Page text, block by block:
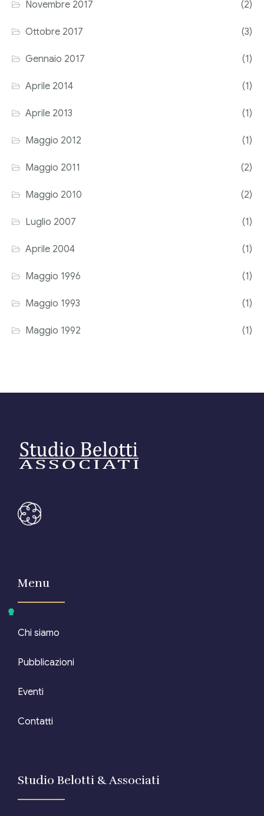
Novembre 2017 (2)
Ottobre 2017 (3)
Gennaio 2017 (1)
Aprile 2014 (1)
Aprile 2013 (1)
Maggio 2012 (1)
Maggio 2011 (2)
Maggio 2010 (2)
Luglio 2007 (1)
Aprile 2004 (1)
Maggio 1996 (1)
Maggio 1993 (1)
Maggio 1992 (1)
Menu
Chi siamo
Pubblicazioni
Eventi
Contatti
Studio Belotti & Associati